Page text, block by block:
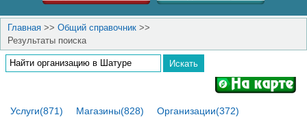
Главная >> Общий справочник >>
Результаты поиска
Услуги(871) Магазины(828) Организации(372)